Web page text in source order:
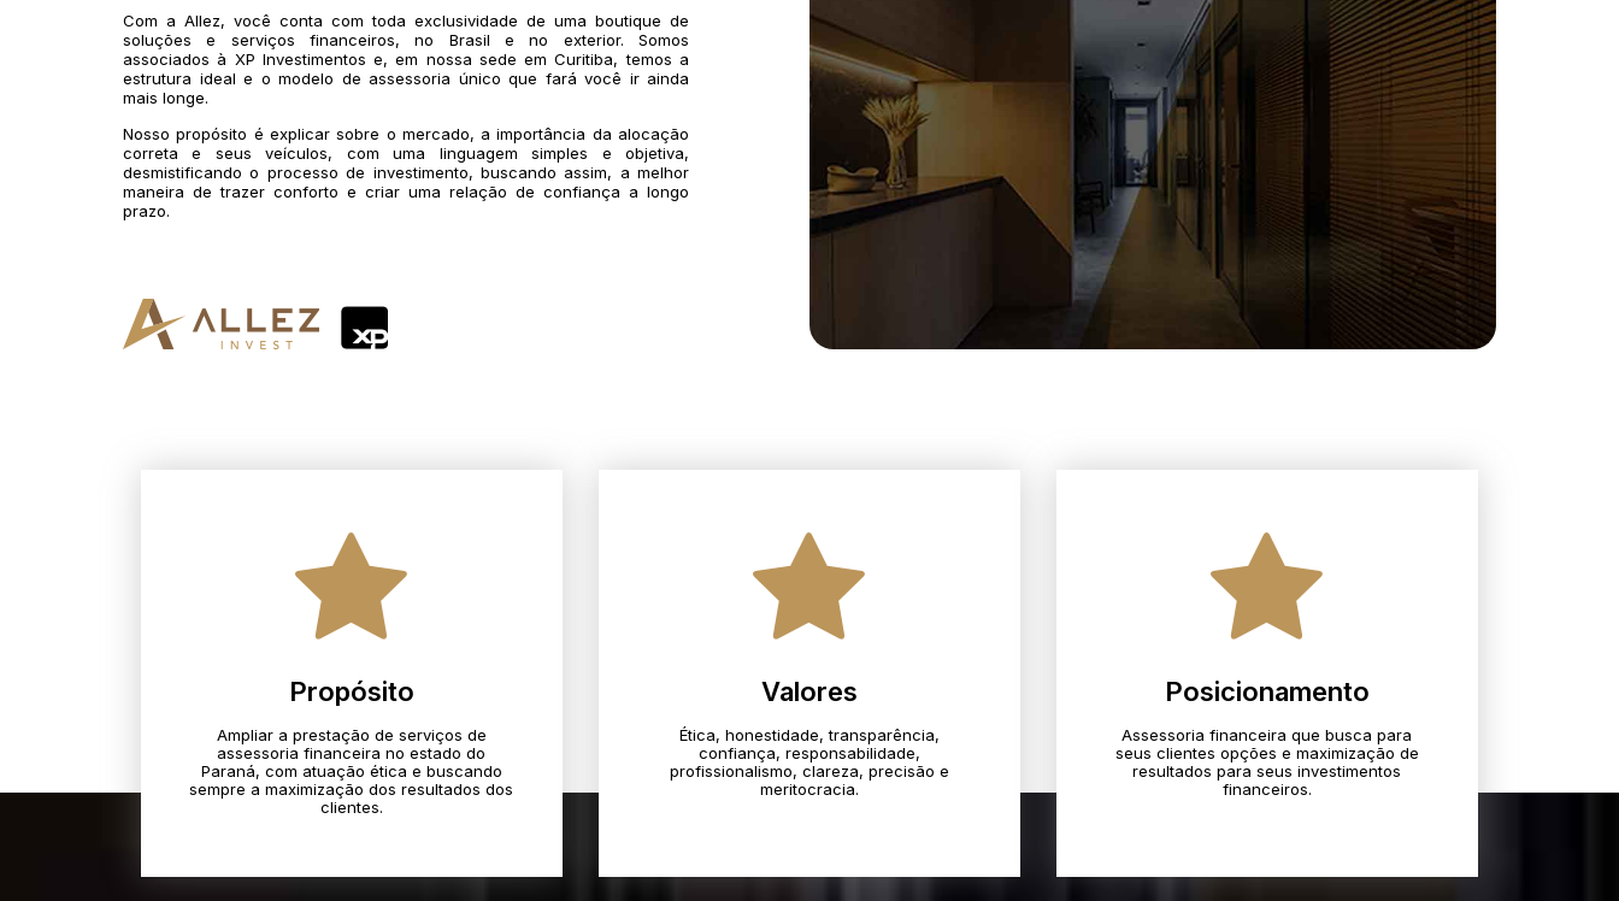
Com a Allez, você conta com toda exclusividade de uma boutique de
soluções e serviços financeiros, no Brasil e no exterior. Somos
associados à XP Investimentos e, em nossa sede em Curitiba, temos a
estrutura ideal e o modelo de assessoria único que fará você ir ainda
mais longe.
Nosso propósito é explicar sobre o mercado, a importância da alocação
correta e seus veículos, com uma linguagem simples e objetiva,
desmistificando o processo de investimento, buscando assim, a melhor
maneira de trazer conforto e criar uma relação de confiança a longo
prazo.
Propósito
Ampliar a prestação de serviços de
assessoria financeira no estado do
Paraná, com atuação ética e buscando
sempre a maximização dos resultados dos
clientes.
Valores
Ética, honestidade, transparência,
confiança, responsabilidade,
profissionalismo, clareza, precisão e
meritocracia.​
Posicionamento
Assessoria financeira que busca para
seus clientes opções e maximização de
resultados para seus investimentos
financeiros.